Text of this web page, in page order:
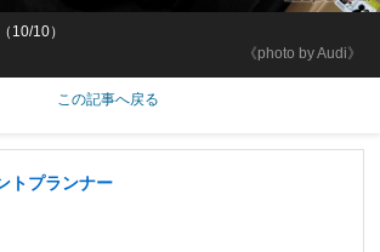
《photo by Audi》
10/10）
この記事へ戻る
トプランナー